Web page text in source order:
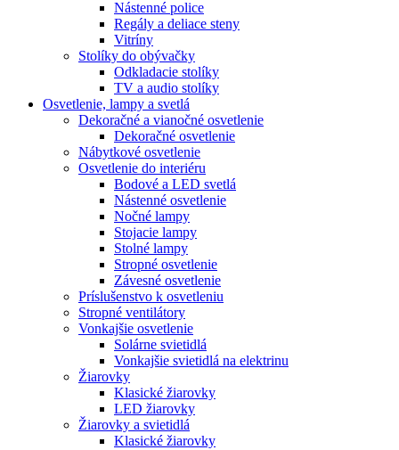
Nástenné police
Regály a deliace steny
Vitríny
Stolíky do obývačky
Odkladacie stolíky
TV a audio stolíky
Osvetlenie, lampy a svetlá
Dekoračné a vianočné osvetlenie
Dekoračné osvetlenie
Nábytkové osvetlenie
Osvetlenie do interiéru
Bodové a LED svetlá
Nástenné osvetlenie
Nočné lampy
Stojacie lampy
Stolné lampy
Stropné osvetlenie
Závesné osvetlenie
Príslušenstvo k osvetleniu
Stropné ventilátory
Vonkajšie osvetlenie
Solárne svietidlá
Vonkajšie svietidlá na elektrinu
Žiarovky
Klasické žiarovky
LED žiarovky
Žiarovky a svietidlá
Klasické žiarovky